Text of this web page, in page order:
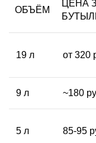
ОБЪЁМ
ЦЕНА
19 л от 320
9 л ~180
5 л 85-95